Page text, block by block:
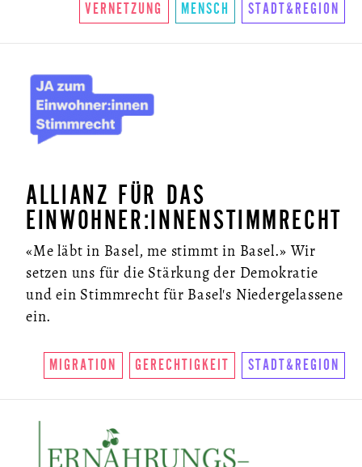
VERNETZUNG MENSCH STADT&REGION
ALLIANZ FÜR DAS
EINWOHNER:INNENSTIMMRECHT
«Me läbt in Basel, me stimmt in Basel.» Wir
setzen uns für die Stärkung der Demokratie
und ein Stimmrecht für Basel's Niedergelassene
ein.
MIGRATION GERECHTIGKEIT STADT&REGION